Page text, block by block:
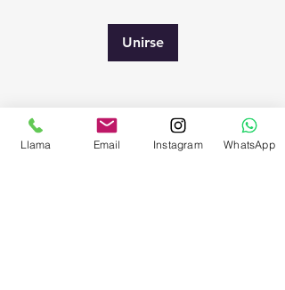
Unirse
Acerca de
Llama Email Instagram WhatsApp